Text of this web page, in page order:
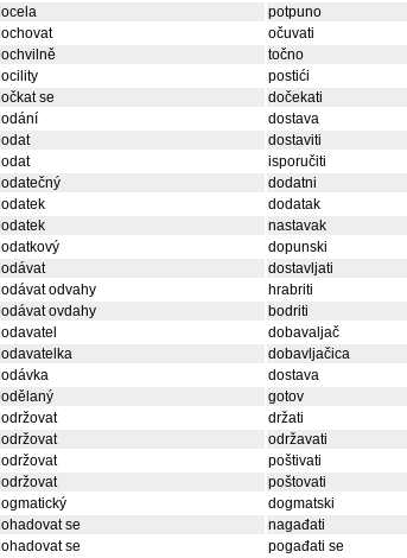
potpuno
očuvati
točno
postići
se
dočekati
dostava
dostaviti
isporučiti
dodatni
dodatak
nastavak
dopunski
dostavljati
odvahy
hrabriti
ovdahy
bodriti
dobavaljač
dobavljačica
dostava
gotov
držati
održavati
poštivati
poštovati
dogmatski
se
nagađati
se
pogađati se